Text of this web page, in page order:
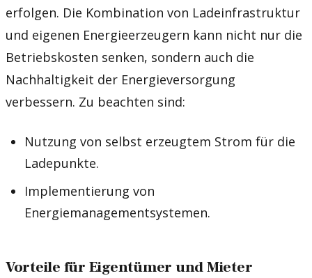
erfolgen. Die Kombination von Ladeinfrastruktur
und eigenen Energieerzeugern kann nicht nur die
Betriebskosten senken, sondern auch die
Nachhaltigkeit der Energieversorgung
verbessern. Zu beachten sind:
Nutzung von selbst erzeugtem Strom für die
Ladepunkte.
Implementierung von
Energiemanagementsystemen.
Vorteile für Eigentümer und Mieter